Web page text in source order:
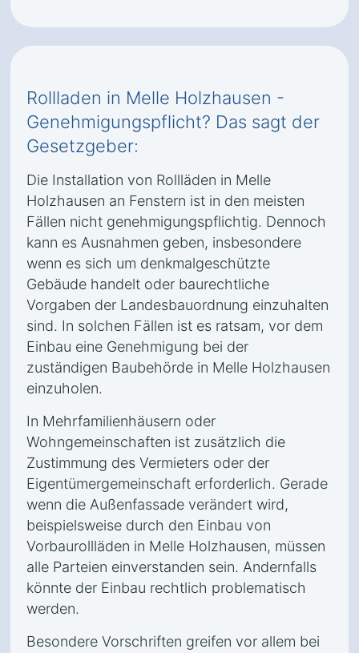
Rollladen in Melle Holzhausen -
Genehmigungspflicht? Das sagt der
Gesetzgeber:
Die Installation von Rollläden in Melle
Holzhausen an Fenstern ist in den meisten
Fällen nicht genehmigungspflichtig. Dennoch
kann es Ausnahmen geben, insbesondere
wenn es sich um denkmalgeschützte
Gebäude handelt oder baurechtliche
Vorgaben der Landesbauordnung einzuhalten
sind. In solchen Fällen ist es ratsam, vor dem
Einbau eine Genehmigung bei der
zuständigen Baubehörde in Melle Holzhausen
einzuholen.
In Mehrfamilienhäusern oder
Wohngemeinschaften ist zusätzlich die
Zustimmung des Vermieters oder der
Eigentümergemeinschaft erforderlich. Gerade
wenn die Außenfassade verändert wird,
beispielsweise durch den Einbau von
Vorbaurollläden in Melle Holzhausen, müssen
alle Parteien einverstanden sein. Andernfalls
könnte der Einbau rechtlich problematisch
werden.
Besondere Vorschriften greifen vor allem bei